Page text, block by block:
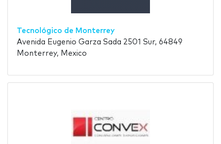
Tecnológico de Monterrey
Avenida Eugenio Garza Sada 2501 Sur, 64849
Monterrey, Mexico